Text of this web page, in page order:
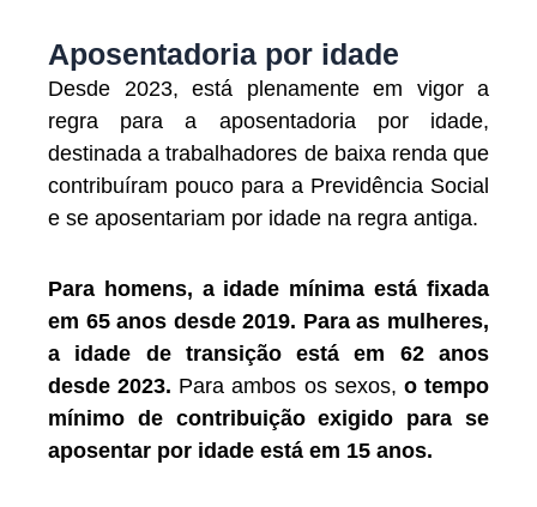
Aposentadoria por idade
Desde 2023, está plenamente em vigor a
regra para a aposentadoria por idade,
destinada a trabalhadores de baixa renda que
contribuíram pouco para a Previdência Social
e se aposentariam por idade na regra antiga.
Para homens, a idade mínima está fixada
em 65 anos desde 2019. Para as mulheres,
a idade de transição está em 62 anos
desde 2023. Para ambos os sexos, o tempo
mínimo de contribuição exigido para se
aposentar por idade está em 15 anos.